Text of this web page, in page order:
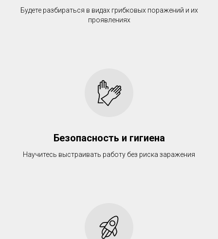
Будете разбираться в видах грибковых поражений и их
проявлениях
Безопасность и гигиена
Научитесь выстраивать работу без риска заражения